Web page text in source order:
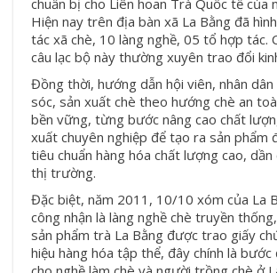
Hiện nay trên địa bàn xã La Bằng đã
tác xã chè, 10 làng nghề, 05 tổ hợp tác.
câu lạc bộ này thường xuyên trao đổi
Đồng thời, hướng dẫn hội viên, nhân dân
sóc, sản xuất chè theo hướng chè an
bền vững, từng bước nâng cao chất
xuất chuyên nghiệp để tạo ra sản phẩm
tiêu chuẩn hàng hóa chất lượng cao, dần
thị trường.
Đặc biệt, năm 2011, 10/10 xóm của La
công nhận là làng nghề chè truyền
sản phẩm trà La Bằng được trao giấy
hiệu hàng hóa tập thể, đây chính là bước